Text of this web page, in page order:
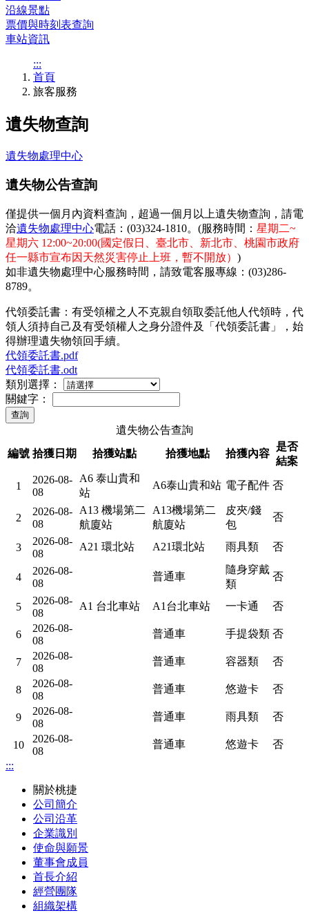
沿線景點
票價與時刻表查詢
車站資訊
:::
首頁
旅客服務
遺失物查詢
遺失物處理中心
遺失物公告查詢
僅提供一個月內資料查詢，超過一個月以上遺失物查詢，請電
洽遺失物處理中心電話：(03)324-1810。(服務時間： 星期二~
星期六 12:00~20:00(國定假日、臺北市、新北市、桃園市政府
任一縣市宣布因天然災害停止上班，暫不開放） )
如非遺失物處理中心服務時間，請致電客服專線 ： (03)286-
8789。
代領委託書：有受領權之人不克親自領取委託他人代領時，代
領人須持自己及有受領權人之身分證件及「代領委託書」，始
得辦理遺失物領回手續。
代領委託書.pdf
代領委託書.odt
類別選擇：
關鍵字：
遺失物公告查詢
編號 拾獲日期 拾獲站點 拾獲地點 拾獲內容
是否
結案
1
2026-08-
08
A6 泰山貴和
站
A6泰山貴和站 電子配件 否
2
2026-08-
08
A13 機場第二
航廈站
A13機場第二
航廈站
皮夾/錢
包
否
3
2026-08-
08
A21 環北站 A21環北站 雨具類 否
4
2026-08-
08
普通車
隨身穿戴
類
否
5
2026-08-
08
A1 台北車站 A1台北車站 一卡通 否
6
2026-08-
08
普通車 手提袋類 否
7
2026-08-
08
普通車 容器類 否
8
2026-08-
08
普通車 悠遊卡 否
9
2026-08-
08
普通車 雨具類 否
10
2026-08-
08
普通車 悠遊卡
否
:::
關於桃捷
公司簡介
公司沿革
企業識別
使命與願景
董事會成員
首長介紹
經營團隊
組織架構